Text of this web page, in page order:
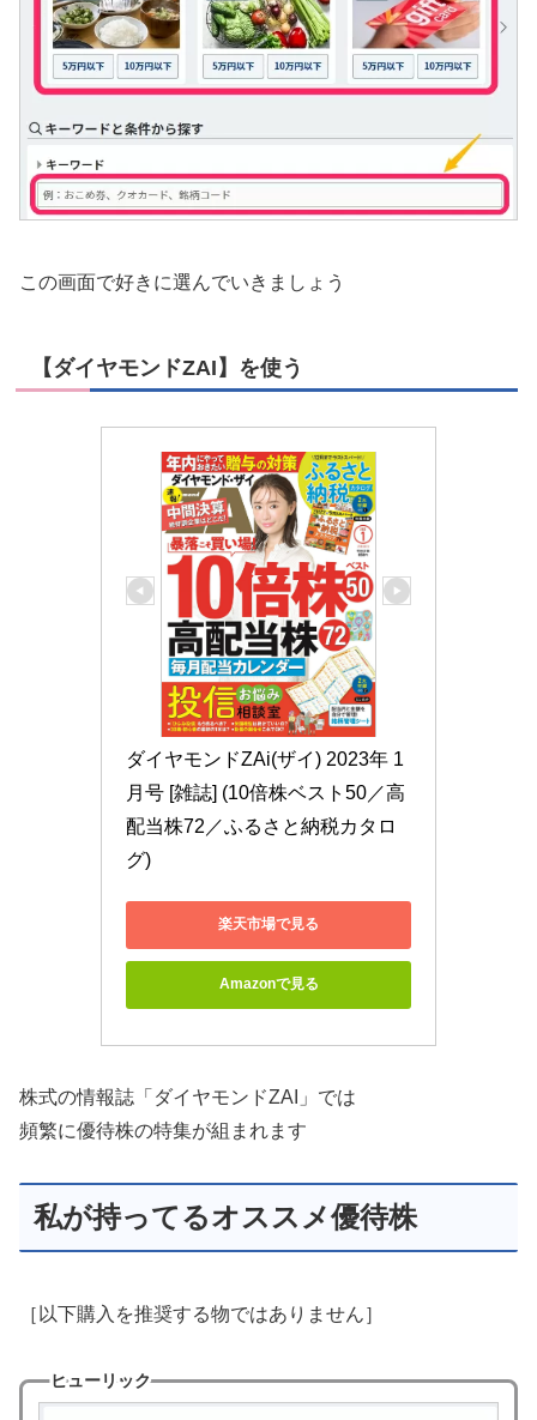
この画面で好きに選んでいきましょう
【ダイヤモンドZAI】を使う
ダイヤモンドZAi(ザイ) 2023年 1
月号 [雑誌] (10倍株ベスト50／高
配当株72／ふるさと納税カタロ
グ)
楽天市場で見る
Amazonで見る
株式の情報誌「ダイヤモンドZAI」では
頻繁に優待株の特集が組まれます
私が持ってるオススメ優待株
［以下購入を推奨する物ではありません］
ヒューリック